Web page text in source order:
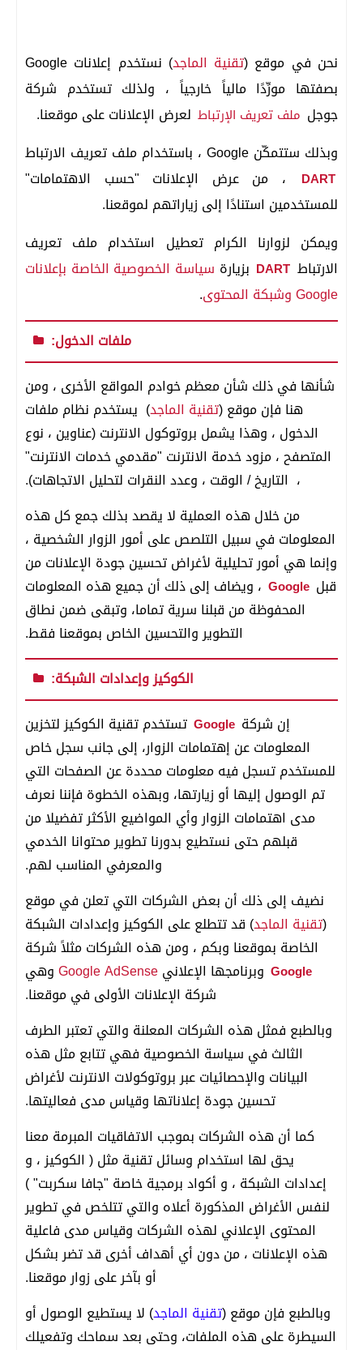
نحن في موقع (تقنية الماجد)
نستخدم إعلانات Google
بصفتها مورِّدًا مالياً خارجياً ، ولذلك تستخدم شركة
جوجل ملف تعريف الإرتباط لعرض الإعلانات على موقعنا.
وبذلك ستتمكّن Google ، باستخدام ملف تعريف الارتباط
DART
، من عرض الإعلانات "حسب الاهتمامات"
للمستخدمين استنادًا إلى زياراتهم لموقعنا.
ويمكن لزوارنا الكرام تعطيل استخدام ملف تعريف
الارتباط DART بزيارة سياسة الخصوصية الخاصة بإعلانات
Google وشبكة المحتوى
.
ملفات الدخول:
شأنها في ذلك شأن معظم خوادم المواقع الأخرى ، ومن
هنا فإن موقع (تقنية الماجد) يستخدم نظام ملفات
الدخول ، وهذا يشمل بروتوكول الانترنت (عناوين ، نوع
المتصفح ، مزود خدمة الانترنت "مقدمي خدمات الانترنت"
، التاريخ / الوقت ، وعدد النقرات لتحليل الاتجاهات).
من خلال هذه العملية لا يقصد بذلك جمع كل هذه
المعلومات في سبيل التلصص على أمور الزوار الشخصية ،
وإنما هي أمور تحليلية لأغراض تحسين جودة الإعلانات من
قبل Google ، ويضاف إلى ذلك أن جميع هذه المعلومات
المحفوظة من قبلنا سرية تماما، وتبقى ضمن نطاق
التطوير والتحسين الخاص بموقعنا فقط.
الكوكيز وإعدادات الشبكة:
إن شركة Google تستخدم تقنية الكوكيز لتخزين
المعلومات عن إهتمامات الزوار، إلى جانب سجل خاص
للمستخدم تسجل فيه معلومات محددة عن الصفحات التي
تم الوصول إليها أو زيارتها، وبهذه الخطوة فإننا نعرف
مدى اهتمامات الزوار وأي المواضيع الأكثر تفضيلا من
قبلهم حتى نستطيع بدورنا تطوير محتوانا الخدمي
والمعرفي المناسب لهم.
نضيف إلى ذلك أن بعض الشركات التي تعلن في موقع
(تقنية الماجد) قد تتطلع على الكوكيز وإعدادات الشبكة
الخاصة بموقعنا وبكم ، ومن هذه الشركات مثلاً شركة
Google وبرنامجها الإعلانيGoogle AdSenseوهي
شركة الإعلانات الأولى في موقعنا.
وبالطبع فمثل هذه الشركات المعلنة والتي تعتبر الطرف
الثالث في سياسة الخصوصية فهي تتابع مثل هذه
البيانات والإحصائيات عبر بروتوكولات الانترنت لأغراض
تحسين جودة إعلاناتها وقياس مدى فعاليتها.
كما أن هذه الشركات بموجب الاتفاقيات المبرمة معنا
يحق لها استخدام وسائل تقنية مثل ( الكوكيز ، و
إعدادات الشبكة ، و أكواد برمجية خاصة "جافا سكربت" )
لنفس الأغراض المذكورة أعلاه والتي تتلخص في تطوير
المحتوى الإعلاني لهذه الشركات وقياس مدى فاعلية
هذه الإعلانات ، من دون أي أهداف أخرى قد تضر بشكل
أو بآخر على زوار موقعنا.
وبالطبع فإن موقع (تقنية الماجد) لا يستطيع الوصول أو
السيطرة على هذه الملفات، وحتى بعد سماحك وتفعيلك